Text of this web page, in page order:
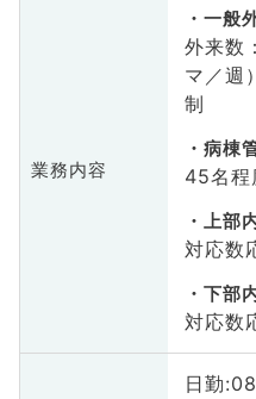
業務内容
一般
外来数
マ／週
制
病棟
45名程
上部
対応数
下部
対応数
日勤